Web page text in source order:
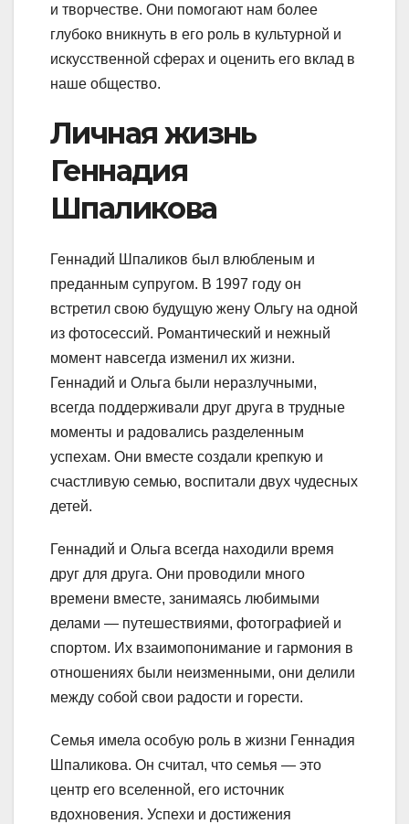
и творчестве. Они помогают нам более
глубоко вникнуть в его роль в культурной и
искусственной сферах и оценить его вклад в
наше общество.
Личная жизнь
Геннадия
Шпаликова
Геннадий Шпаликов был влюбленым и
преданным супругом. В 1997 году он
встретил свою будущую жену Ольгу на одной
из фотосессий. Романтический и нежный
момент навсегда изменил их жизни.
Геннадий и Ольга были неразлучными,
всегда поддерживали друг друга в трудные
моменты и радовались разделенным
успехам. Они вместе создали крепкую и
счастливую семью, воспитали двух чудесных
детей.
Геннадий и Ольга всегда находили время
друг для друга. Они проводили много
времени вместе, занимаясь любимыми
делами — путешествиями, фотографией и
спортом. Их взаимопонимание и гармония в
отношениях были неизменными, они делили
между собой свои радости и горести.
Семья имела особую роль в жизни Геннадия
Шпаликова. Он считал, что семья — это
центр его вселенной, его источник
вдохновения. Успехи и достижения